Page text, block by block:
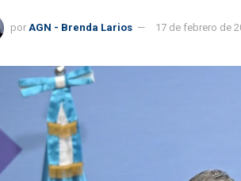
por AGN - Brenda Larios 17 de febrero de